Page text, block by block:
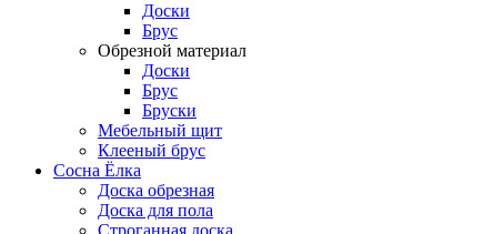
Доски
Брус
Обрезной материал
Доски
Брус
Бруски
Мебельный щит
Клееный брус
Сосна Ёлка
Доска обрезная
Доска для пола
Строганная доска